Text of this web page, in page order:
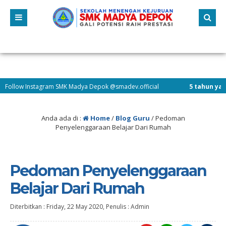
SMK Madya Depok @smadev.official 5 tahun yang lalu/
Anda ada di : Home/ Blog Guru /Pedoman
Penyelenggaraan Belajar Dari Rumah
Pedoman Penyelenggaraan
Belajar Dari Rumah
Diterbitkan : Friday, 22 May 2020, Penulis : Admin